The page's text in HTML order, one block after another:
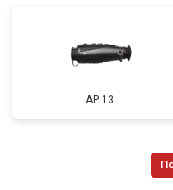
AP 13